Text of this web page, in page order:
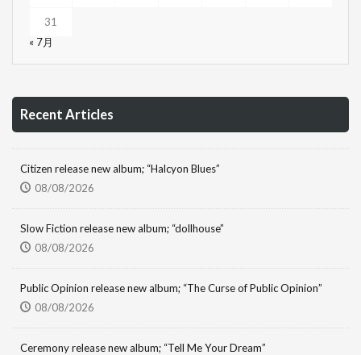
31
« 7月
Recent Articles
Citizen release new album; “Halcyon Blues”
08/08/2026
Slow Fiction release new album; “dollhouse”
08/08/2026
Public Opinion release new album; “The Curse of Public Opinion”
08/08/2026
Ceremony release new album; “Tell Me Your Dream”